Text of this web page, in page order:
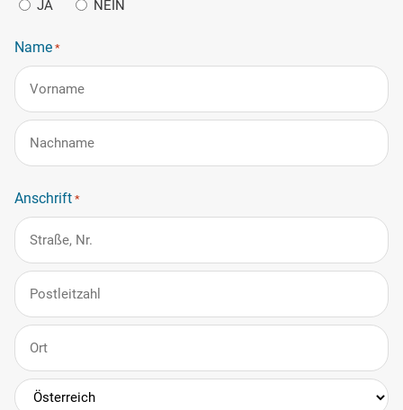
JA NEIN
Name *
Vorname
Anschrift *
Anschrift
PLZ
Stadt